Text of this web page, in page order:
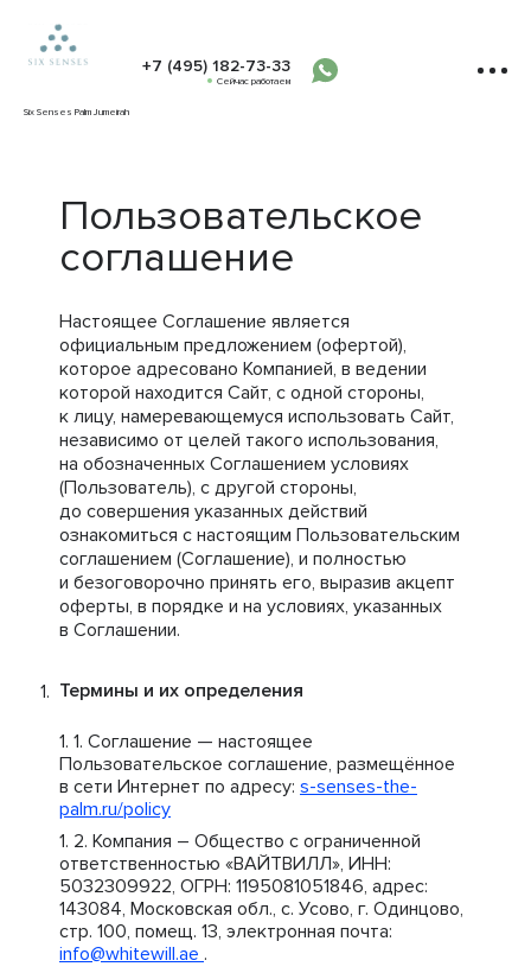
Six Senses Palm Jumeirah
+7 (495) 182-73-33
Сейчас работаем
Пользовательское
соглашение
Настоящее Соглашение является
официальным предложением (офертой),
которое адресовано Компанией, в ведении
которой находится Сайт, с одной стороны,
к лицу, намеревающемуся использовать Сайт,
независимо от целей такого использования,
на обозначенных Соглашением условиях
(Пользователь), с другой стороны,
до совершения указанных действий
ознакомиться с настоящим Пользовательским
соглашением (Соглашение), и полностью
и безоговорочно принять его, выразив акцепт
оферты, в порядке и на условиях, указанных
в Соглашении.
Термины и их определения
Соглашение — настоящее
Пользовательское соглашение, размещённое
в сети Интернет по адресу: s-senses-the-
palm.ru/policy
Компания – Общество с ограниченной
ответственностью «ВАЙТВИЛЛ», ИНН:
5032309922, ОГРН: 1195081051846, адрес:
143084, Московская обл., с. Усово, г. Одинцово,
стр. 100, помещ. 13, электронная почта:
info@whitewill.ae .